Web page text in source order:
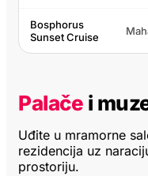
Bosphorus
Sunset Cruise
Palače i
Uđite u mramorne
rezidencija uz
prostoriju.